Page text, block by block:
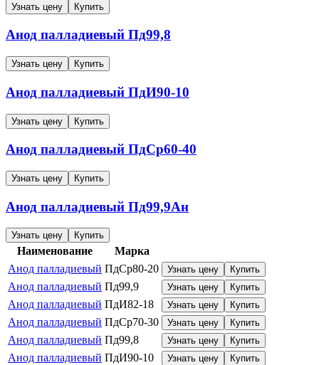
Узнать цену Купить
Анод палладиевый Пд99,8
Узнать цену Купить
Анод палладиевый ПдИ90-10
Узнать цену Купить
Анод палладиевый ПдСр60-40
Узнать цену Купить
Анод палладиевый Пд99,9Ан
Узнать цену Купить
Наименование
Марка
Анод палладиевый ПдСр80-20 Узнать цену Купить
Анод палладиевый Пд99,9 Узнать цену Купить
Анод палладиевый ПдИ82-18 Узнать цену Купить
Анод палладиевый ПдСр70-30 Узнать цену Купить
Анод палладиевый Пд99,8 Узнать цену Купить
Анод палладиевый ПдИ90-10 Узнать цену Купить